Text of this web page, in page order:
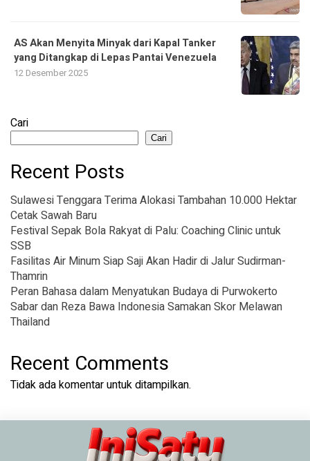
AS Akan Menyita Minyak dari Kapal Tanker
yang Ditangkap di Lepas Pantai Venezuela
12 Desember 2025
Cari
Cari
Recent Posts
Sulawesi Tenggara Terima Alokasi Tambahan 10.000 Hektar
Cetak Sawah Baru
Festival Sepak Bola Rakyat di Palu: Coaching Clinic untuk
SSB
Fasilitas Air Minum Siap Saji Akan Hadir di Jalur Sudirman-
Thamrin
Peran Bahasa dalam Menyatukan Budaya di Purwokerto
Sabar dan Reza Bawa Indonesia Samakan Skor Melawan
Thailand
Recent Comments
Tidak ada komentar untuk ditampilkan.